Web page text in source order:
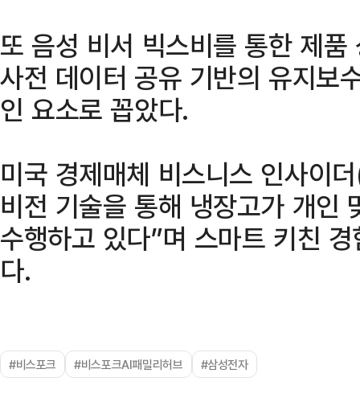
또 음성 비서 빅스비를 통한 제
사전 데이터 공유 기반의 유지보
인 요소로 꼽았다.
미국 경제매체 비스니스 인사
비전 기술을 통해 냉장고가 개인
수행하고 있다”며 스마트 키친
다.
#비스포크 #비스포크AI패밀리허브 #삼성전자